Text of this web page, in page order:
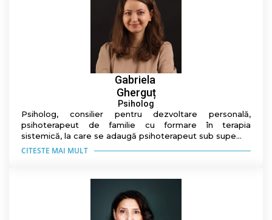
Gabriela
Gherguț
Psiholog
Psiholog, consilier pentru dezvoltare personală,
psihoterapeut de familie cu formare în terapia
sistemică, la care se adaugă psihoterapeut sub supe...
CITESTE MAI MULT